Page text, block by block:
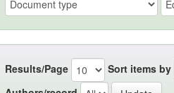
Results/Page Sort items by